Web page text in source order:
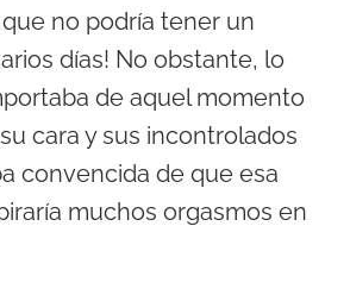
no podría tener un
días! No obstante, lo
de aquel momento
cara y sus incontrolados
convencida de que esa
muchos orgasmos en